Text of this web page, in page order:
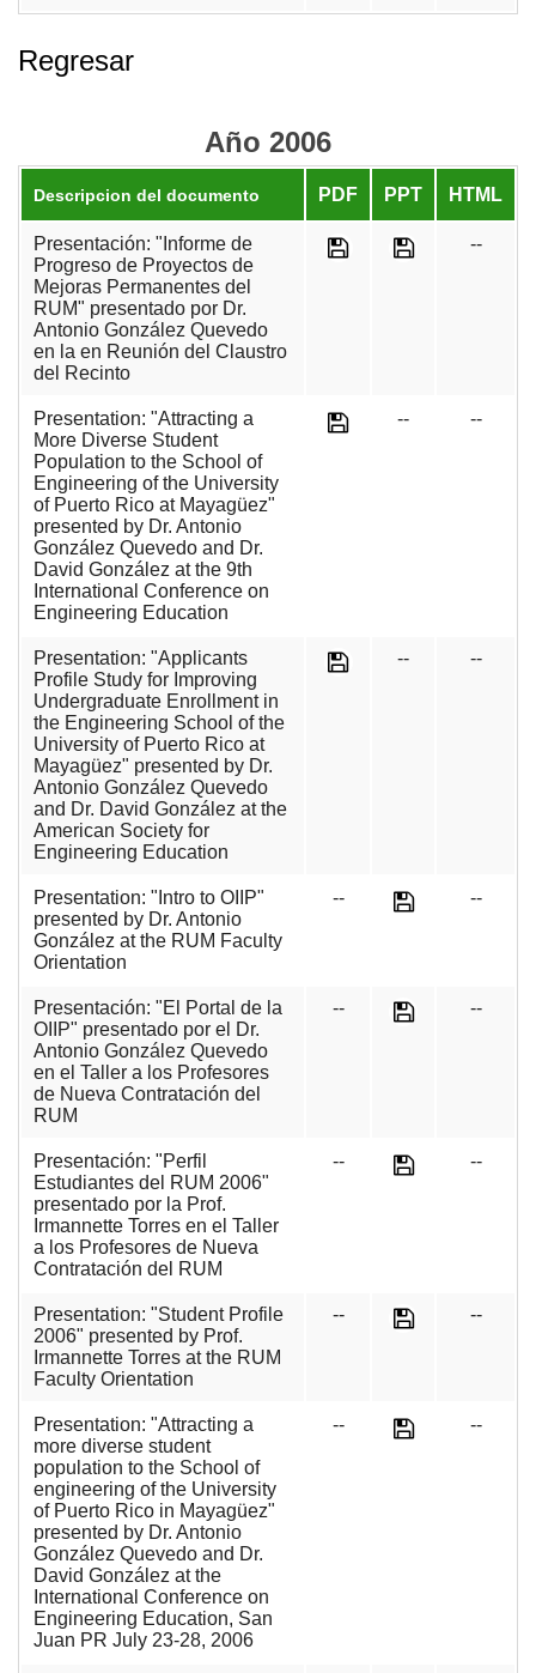
Regresar
Año 2006
Descripcion del documento PDF PPT HTML
Presentación: "Informe de
Progreso de Proyectos de
Mejoras Permanentes del
RUM" presentado por Dr.
Antonio González Quevedo
en la en Reunión del Claustro
del Recinto
--
Presentation: "Attracting a
More Diverse Student
Population to the School of
Engineering of the University
of Puerto Rico at Mayagüez"
presented by Dr. Antonio
González Quevedo and Dr.
David González at the 9th
International Conference on
Engineering Education
-- --
Presentation: "Applicants
Profile Study for Improving
Undergraduate Enrollment in
the Engineering School of the
University of Puerto Rico at
Mayagüez" presented by Dr.
Antonio González Quevedo
and Dr. David González at the
American Society for
Engineering Education
-- --
Presentation: "Intro to OIIP"
presented by Dr. Antonio
González at the RUM Faculty
Orientation
-- --
Presentación: "El Portal de la
OIIP" presentado por el Dr.
Antonio González Quevedo
en el Taller a los Profesores
de Nueva Contratación del
RUM
-- --
Presentación: "Perfil
Estudiantes del RUM 2006"
presentado por la Prof.
Irmannette Torres en el Taller
a los Profesores de Nueva
Contratación del RUM
-- --
Presentation: "Student Profile
2006" presented by Prof.
Irmannette Torres at the RUM
Faculty Orientation
-- --
Presentation: "Attracting a
more diverse student
population to the School of
engineering of the University
of Puerto Rico in Mayagüez"
presented by Dr. Antonio
González Quevedo and Dr.
David González at the
International Conference on
Engineering Education, San
Juan PR July 23-28, 2006
-- --